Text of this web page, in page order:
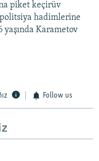
piket keçirüv
hadimlerine
yaşında Karametov
Follow us